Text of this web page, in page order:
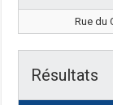
Rue du
Résultats